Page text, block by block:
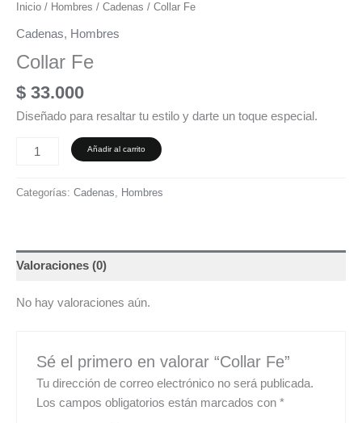
Inicio / Hombres / Cadenas / Collar Fe
Cadenas, Hombres
Collar Fe
$ 33.000
Diseñado para resaltar tu estilo y darte un toque especial.
Añadir al carrito
Categorías: Cadenas, Hombres
Valoraciones (0)
No hay valoraciones aún.
Sé el primero en valorar “Collar Fe”
Tu dirección de correo electrónico no será publicada.
Los campos obligatorios están marcados con*